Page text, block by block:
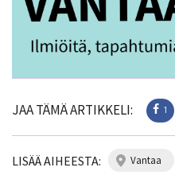
JAA TÄMÄ ARTIKKELI: 1
LISÄÄ AIHEESTA: vantaa